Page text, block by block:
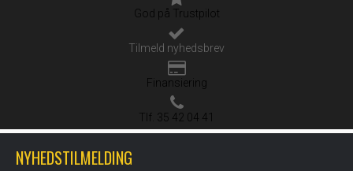
God på Trustpilot
Tilmeld nyhedsbrev
Finansiering
Tlf. 35 42 04 41
NYHEDSTILMELDING